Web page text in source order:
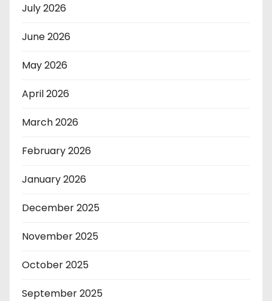
July 2026
June 2026
May 2026
April 2026
March 2026
February 2026
January 2026
December 2025
November 2025
October 2025
September 2025